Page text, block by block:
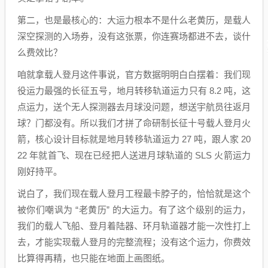
第二，也是最核心的：大运力根本不是什么老黄历，是载人
深空探测的入场券，没有这张票，你连赛场都进不去，谈什
么费效比？
咱就拿载人登月这件事说，官方数据明明白白摆着：我们现
役运力最强的长征五号，地月转移轨道运力只有 8.2 吨，这
点运力，送个无人探测器去月球没问题，想送宇航员往返月
球？门都没有。所以我们才拼了命研制长征十号载人登月火
箭，核心设计目标就是地月转移轨道运力 27 吨，跟人家 20
22 年就首飞、现在已经把人送进月球轨道的 SLS 火箭运力
刚好持平。
说白了，我们现在载人登月工程最卡脖子的，恰恰就是这个
被你们嘲讽为 “老黄历” 的大运力。有了这个级别的运力，
我们的载人飞船、登月着陆器、环月轨道器才能一次性打上
去，才能实现载人登月的完整流程；没有这个运力，你费效
比算得再精，也只能在地面上画图纸。